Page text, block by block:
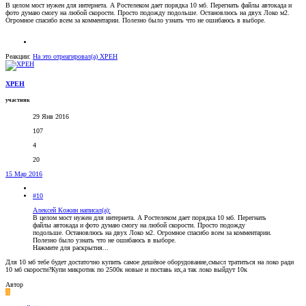
В целом мост нужен для интернета. А Ростелеком дает порядка 10 мб. Перегнать файлы автокада и
фото думаю смогу на любой скорости. Просто подожду подольше. Остановлюсь на двух Локо м2.
Огромное спасибо всем за комментарии. Полезно было узнать что не ошибаюсь в выборе.
Реакции: На это отреагировал(а) XPEH
XPEH
участник
29 Янв 2016
107
4
20
15 Мар 2016
#10
Алексей Кожин написал(а):
В целом мост нужен для интернета. А Ростелеком дает порядка 10 мб. Перегнать
файлы автокада и фото думаю смогу на любой скорости. Просто подожду
подольше. Остановлюсь на двух Локо м2. Огромное спасибо всем за комментарии.
Полезно было узнать что не ошибаюсь в выборе.
Нажмите для раскрытия...
Для 10 мб тебе будет достаточно купить самое дешёвое оборудование,смысл тратиться на локо ради
10 мб скорости?Купи микротик по 2500к новые и поставь их,а так локо выйдут 10к
Автор
А